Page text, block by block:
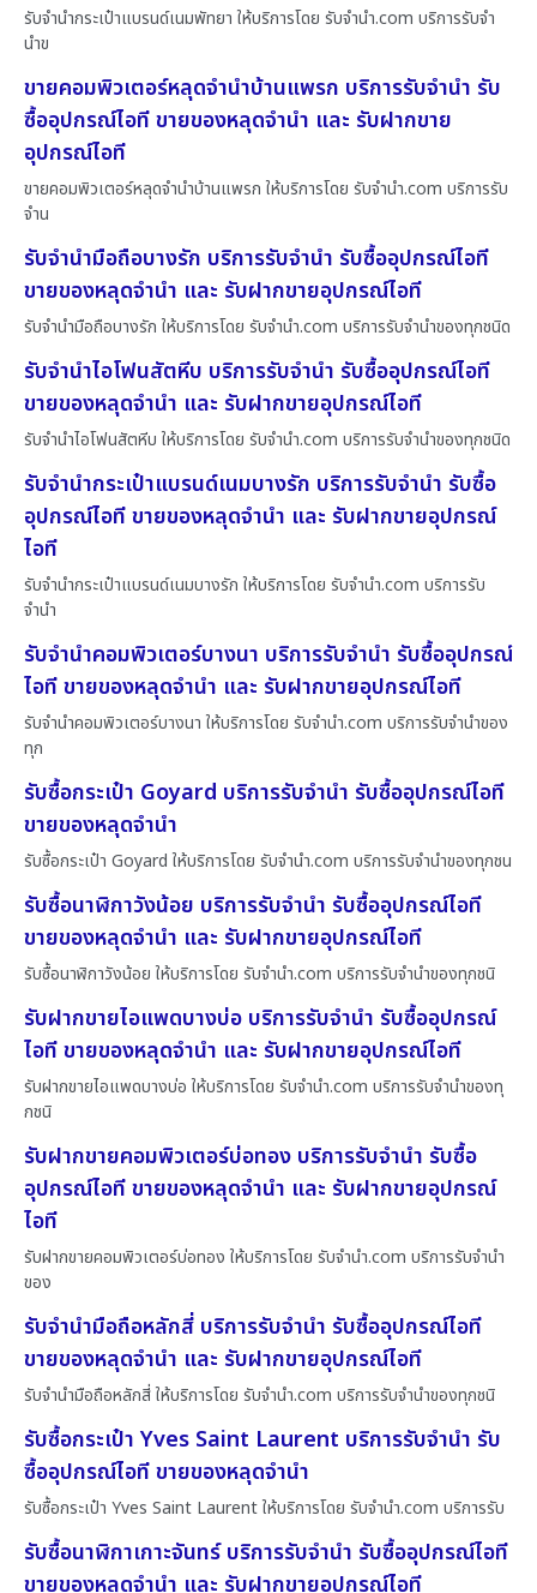
รับจำนำกระเป๋าแบรนด์เนมพัทยา ให้บริการโดย รับจํานํา.com บริการรับจำ
นำข
ขายคอมพิวเตอร์หลุดจำนำบ้านแพรก บริการรับจำนำ รับ
ซื้ออุปกรณ์ไอที ขายของหลุดจำนำ และ รับฝากขาย
อุปกรณ์ไอที
ขายคอมพิวเตอร์หลุดจำนำบ้านแพรก ให้บริการโดย รับจํานํา.com บริการรับ
จำน
รับจำนำมือถือบางรัก บริการรับจำนำ รับซื้ออุปกรณ์ไอที
ขายของหลุดจำนำ และ รับฝากขายอุปกรณ์ไอที
รับจำนำมือถือบางรัก ให้บริการโดย รับจํานํา.com บริการรับจำนำของทุกชนิด
รับจำนำไอโฟนสัตหีบ บริการรับจำนำ รับซื้ออุปกรณ์ไอที
ขายของหลุดจำนำ และ รับฝากขายอุปกรณ์ไอที
รับจำนำไอโฟนสัตหีบ ให้บริการโดย รับจํานํา.com บริการรับจำนำของทุกชนิด
รับจำนำกระเป๋าแบรนด์เนมบางรัก บริการรับจำนำ รับซื้อ
อุปกรณ์ไอที ขายของหลุดจำนำ และ รับฝากขายอุปกรณ์
ไอที
รับจำนำกระเป๋าแบรนด์เนมบางรัก ให้บริการโดย รับจํานํา.com บริการรับ
จำนำ
รับจำนำคอมพิวเตอร์บางนา บริการรับจำนำ รับซื้ออุปกรณ์
ไอที ขายของหลุดจำนำ และ รับฝากขายอุปกรณ์ไอที
รับจำนำคอมพิวเตอร์บางนา ให้บริการโดย รับจํานํา.com บริการรับจำนำของ
ทุก
รับซื้อกระเป๋า Goyard บริการรับจำนำ รับซื้ออุปกรณ์ไอที
ขายของหลุดจำนำ
รับซื้อกระเป๋า Goyard ให้บริการโดย รับจํานํา.com บริการรับจำนำของทุกชน
รับซื้อนาฬิกาวังน้อย บริการรับจำนำ รับซื้ออุปกรณ์ไอที
ขายของหลุดจำนำ และ รับฝากขายอุปกรณ์ไอที
รับซื้อนาฬิกาวังน้อย ให้บริการโดย รับจํานํา.com บริการรับจำนำของทุกชนิ
รับฝากขายไอแพดบางบ่อ บริการรับจำนำ รับซื้ออุปกรณ์
ไอที ขายของหลุดจำนำ และ รับฝากขายอุปกรณ์ไอที
รับฝากขายไอแพดบางบ่อ ให้บริการโดย รับจํานํา.com บริการรับจำนำของทุ
กชนิ
รับฝากขายคอมพิวเตอร์บ่อทอง บริการรับจำนำ รับซื้อ
อุปกรณ์ไอที ขายของหลุดจำนำ และ รับฝากขายอุปกรณ์
ไอที
รับฝากขายคอมพิวเตอร์บ่อทอง ให้บริการโดย รับจํานํา.com บริการรับจำนำ
ของ
รับจำนำมือถือหลักสี่ บริการรับจำนำ รับซื้ออุปกรณ์ไอที
ขายของหลุดจำนำ และ รับฝากขายอุปกรณ์ไอที
รับจำนำมือถือหลักสี่ ให้บริการโดย รับจํานํา.com บริการรับจำนำของทุกชนิ
รับซื้อกระเป๋า Yves Saint Laurent บริการรับจำนำ รับ
ซื้ออุปกรณ์ไอที ขายของหลุดจำนำ
รับซื้อกระเป๋า Yves Saint Laurent ให้บริการโดย รับจํานํา.com บริการรับ
รับซื้อนาฬิกาเกาะจันทร์ บริการรับจำนำ รับซื้ออุปกรณ์ไอที
ขายของหลุดจำนำ และ รับฝากขายอุปกรณ์ไอที